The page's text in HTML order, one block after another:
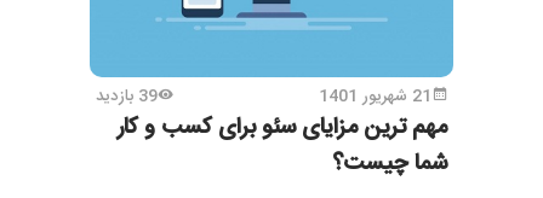
21 شهریور 1401 39 بازدید
مهم ترین مزایای سئو برای کسب و کار
شما چیست؟